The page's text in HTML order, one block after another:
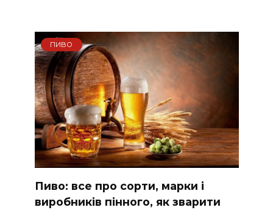
ПИВО
Пиво: все про сорти, марки і
виробників пінного, як зварити